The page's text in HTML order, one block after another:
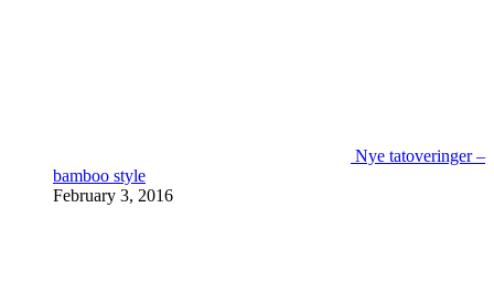
Nye tatoveringer –
bamboo style
February 3, 2016